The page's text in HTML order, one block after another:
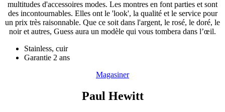
multitudes d'accessoires modes. Les montres en font parties et sont
des incontournables. Elles ont le 'look', la qualité et le service pour
un prix très raisonnable. Que ce soit dans l'argent, le rosé, le doré, le
noir et autres, Guess aura un modèle qui vous tombera dans l’œil.
Stainless, cuir
Garantie 2 ans
Magasiner
Paul Hewitt